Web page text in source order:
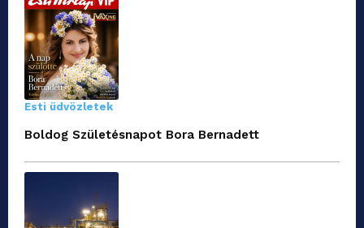
Esti üdvözletek
Boldog Születésnapot Bora Bernadett